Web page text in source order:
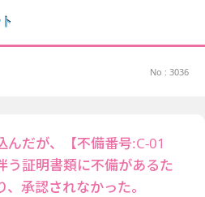
No : 3036
んだが、【不備番号:C-01
う証明書類に不備があるた
承認されなかった。